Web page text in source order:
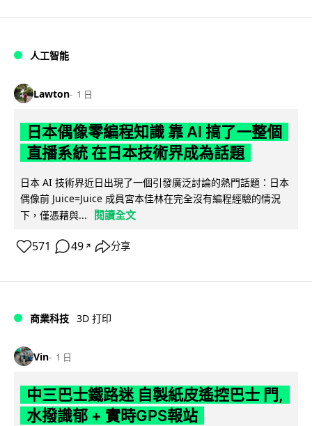
人工智能
Lawton 1 日
日本偶像零編程知識 靠 AI 搞了一整個
直播系統 在日本技術界成為話題
日本 AI 技術界近日出現了一個引發廣泛討論的熱門話題：日本
偶像前 Juice=Juice 成員宮本佳林在完全沒有編程經驗的情況
下，僅憑藉與...
閱讀全文
571 49 ↗ 分享
商業科技 3D 打印
Vin 1 日
中三巴士鐵路迷 自製紙皮遙控巴士 門,
水撥識郁 + 實時GPS報站